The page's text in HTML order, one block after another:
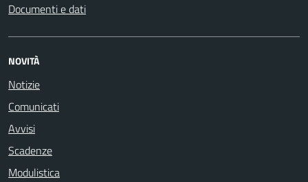
Documenti e dati
NOVITÀ
Notizie
Comunicati
Avvisi
Scadenze
Modulistica